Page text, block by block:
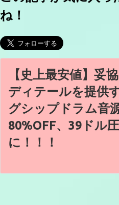
ね！
【史上最安値】妥
ディテールを提供
グシップドラム音
80%OFF、39ドル
に！！！